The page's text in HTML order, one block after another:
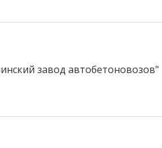
завод автобетоновозов"